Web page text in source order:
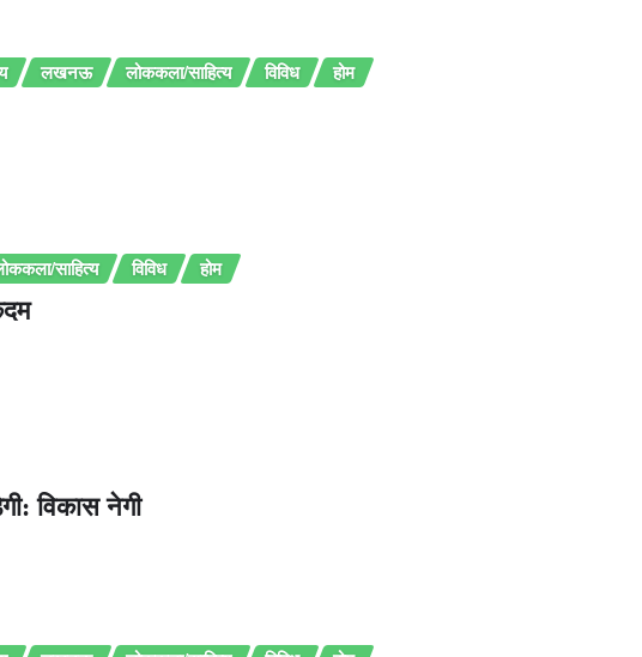
लखनऊ लोककला/साहित्य विविध होम
साहित्य विविध होम
विकास नेगी